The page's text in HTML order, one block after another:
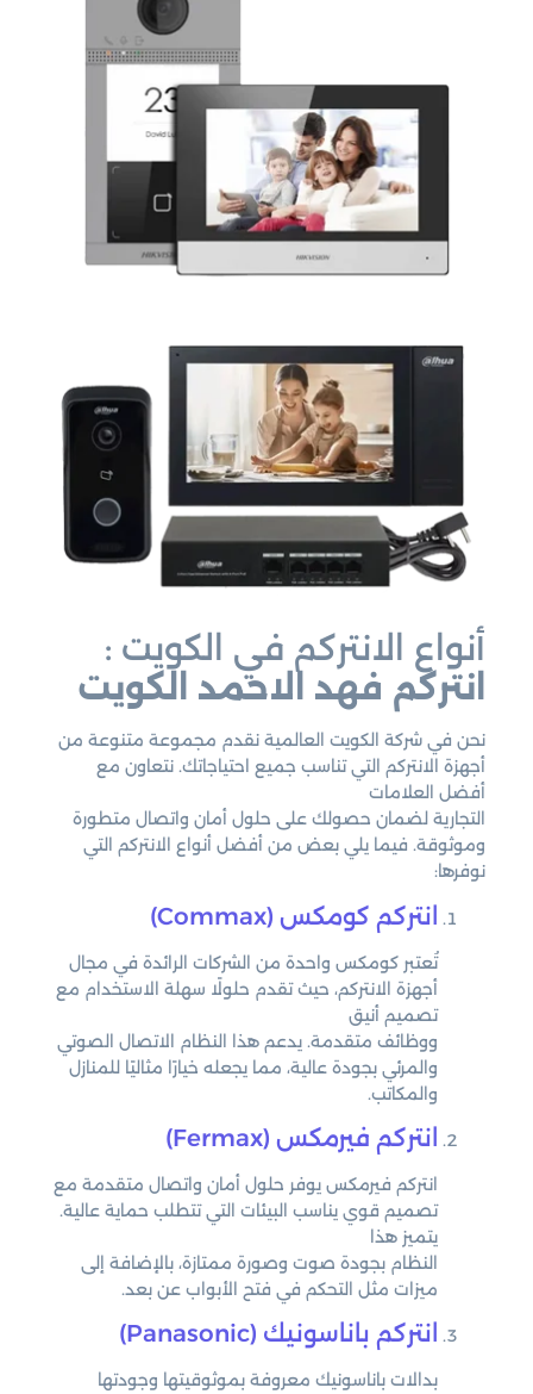
أنواع الانتركم في الكويت :
انتركم فهد الاحمد الكويت
نحن في شركة الكويت العالمية نقدم مجموعة متنوعة من
أجهزة الانتركم التي تناسب جميع احتياجاتك. نتعاون مع
أفضل العلامات
التجارية لضمان حصولك على حلول أمان واتصال متطورة
وموثوقة. فيما يلي بعض من أفضل أنواع الانتركم التي
نوفرها:
انتركم كومكس (Commax)
تُعتبر كومكس واحدة من الشركات الرائدة في مجال
أجهزة الانتركم، حيث تقدم حلولًا سهلة الاستخدام مع
تصميم أنيق
ووظائف متقدمة. يدعم هذا النظام الاتصال الصوتي
والمرئي بجودة عالية، مما يجعله خيارًا مثاليًا للمنازل
والمكاتب.
انتركم فيرمكس (Fermax)
انتركم فيرمكس يوفر حلول أمان واتصال متقدمة مع
تصميم قوي يناسب البيئات التي تتطلب حماية عالية.
يتميز هذا
النظام بجودة صوت وصورة ممتازة، بالإضافة إلى
ميزات مثل التحكم في فتح الأبواب عن بعد.
انتركم باناسونيك (Panasonic)
بدالات باناسونيك معروفة بموثوقيتها وجودتها